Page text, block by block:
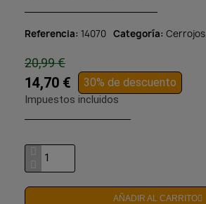
Referencia 14070 Categoría Cerrojos
20,99 €
14,70 € 30% de descuento
Impuestos incluidos
AÑADIR AL CARRITO